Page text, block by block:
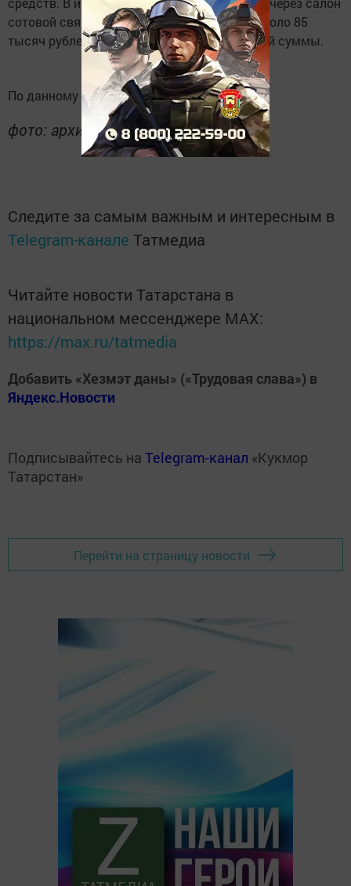
сотовой связи перечислила собеседнице около 85
тысяч рублей, так и не получив необходимой суммы.
По данному факту проводится проверка.
фото: архив/ kukmor-rt.ru
Следите за самым важным и интересным в
Telegram-канале Татмедиа
Читайте новости Татарстана в
национальном мессенджере MАХ:
https://max.ru/tatmedia
Добавить «Хезмэт даны» («Трудовая слава») в
Яндекс.Новости
Подписывайтесь на Telegram-канал «Кукмор
Татарстан»
Перейти на страницу новости